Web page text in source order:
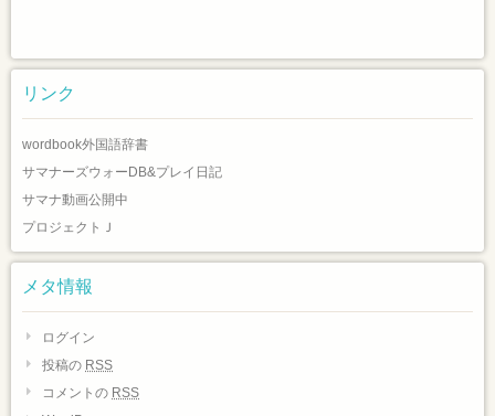
リンク
wordbook外国語辞書
サマナーズウォーDB&プレイ日記
サマナ動画公開中
プロジェクトＪ
メタ情報
ログイン
投稿の RSS
コメントの RSS